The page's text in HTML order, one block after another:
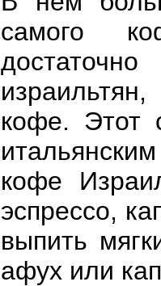
самого
кофе. Этот
кофе
эспрессо,
выпить
афух или